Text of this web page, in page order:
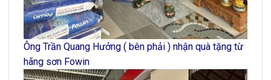
Ông Trần Quang Hưởng ( bên phải ) nhận quà tặng từ
hãng sơn Fowin